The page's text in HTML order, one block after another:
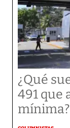
¿Qué
491 que
mínima?